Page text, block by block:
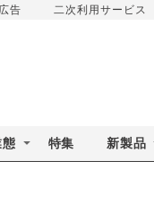
告 二次利用サービス
特集 新製品